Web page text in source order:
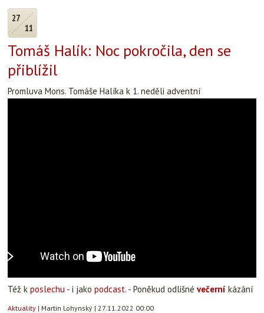
27
11
Tomáš Halík: Noc pokročila, den se
přiblížil
Promluva Mons. Tomáše Halíka k 1. neděli adventní
Též k poslechu - i jako podcast. - Poněkud odlišné večerní kázání
Aktuality | Martin Lohynský | 27.11.2022 00:00